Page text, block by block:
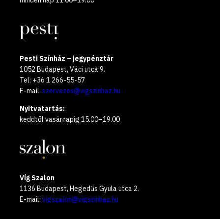
Pesti Színház – jegypénztár
1052 Budapest, Váci utca 9.
Tel: +36 1 266-55-57
E-mail: szervezes@vigszinhaz.hu
Nyitvatartás:
keddtől vasárnapig 15.00–19.00
Víg Szalon
1136 Budapest, Hegedűs Gyula utca 2.
E-mail: vigszalon@vigszinhaz.hu